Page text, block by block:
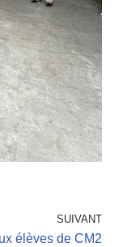
SUIVANT
élèves de CM2